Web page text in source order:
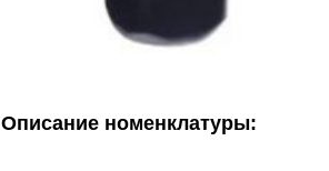
Описание номенклатуры: